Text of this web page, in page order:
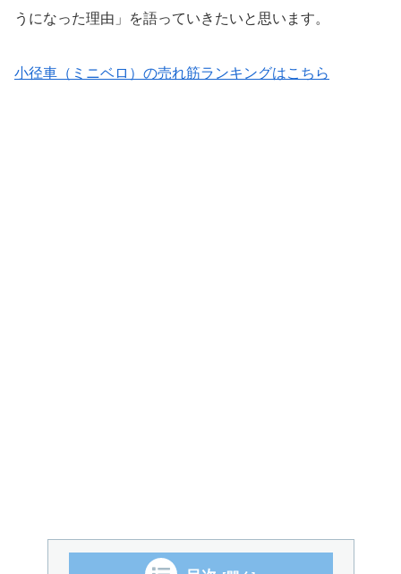
うになった理由」を語っていきたいと思います。
小径車（ミニベロ）の売れ筋ランキングはこちら